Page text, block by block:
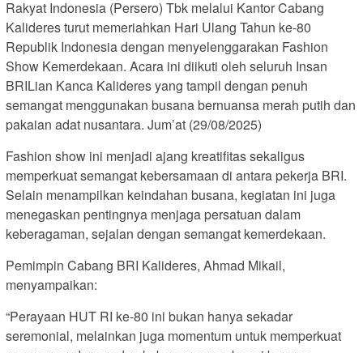
Rakyat Indonesia (Persero) Tbk melalui Kantor Cabang
Kalideres turut memeriahkan Hari Ulang Tahun ke-80
Republik Indonesia dengan menyelenggarakan Fashion
Show Kemerdekaan. Acara ini diikuti oleh seluruh Insan
BRILian Kanca Kalideres yang tampil dengan penuh
semangat menggunakan busana bernuansa merah putih dan
pakaian adat nusantara. Jum’at (29/08/2025)
Fashion show ini menjadi ajang kreatifitas sekaligus
memperkuat semangat kebersamaan di antara pekerja BRI.
Selain menampilkan keindahan busana, kegiatan ini juga
menegaskan pentingnya menjaga persatuan dalam
keberagaman, sejalan dengan semangat kemerdekaan.
Pemimpin Cabang BRI Kalideres, Ahmad Mikail,
menyampaikan:
“Perayaan HUT RI ke-80 ini bukan hanya sekadar
seremonial, melainkan juga momentum untuk memperkuat